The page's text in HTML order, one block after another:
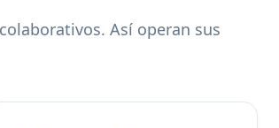
Así operan sus